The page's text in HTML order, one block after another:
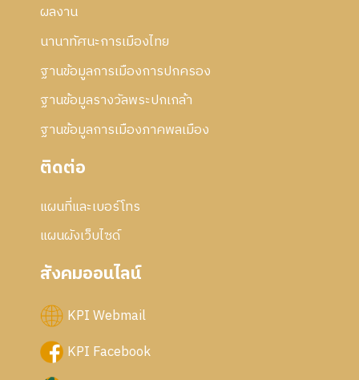
ผลงาน
นานาทัศนะการเมืองไทย
ฐานข้อมูลการเมืองการปกครอง
ฐานข้อมูลรางวัลพระปกเกล้า
ฐานข้อมูลการเมืองภาคพลเมือง
ติดต่อ
แผนที่และเบอร์โทร
แผนผังเว็บไซด์
สังคมออนไลน์
KPI Webmail
KPI Facebook